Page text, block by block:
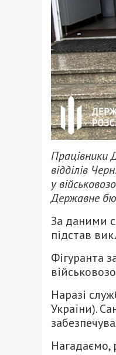
Працівники
відділів
у
Державне
За даними
підстав
Фігуранта
Наразі
України).
Нагадаємо,